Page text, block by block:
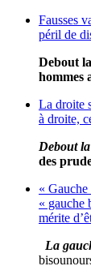
Fausses
péril de
Debout
hommes
La droite
à droite,
Debout
des
«
« gauche
mérite
La